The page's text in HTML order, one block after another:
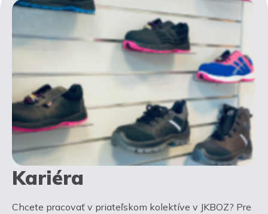
Kariéra
Chcete pracovať v priateľskom kolektíve v JKBOZ? Pre